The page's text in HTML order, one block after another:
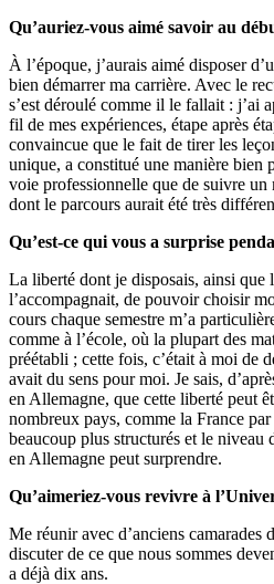
Qu’auriez-vous aimé savoir au
À l’époque, j’aurais aimé disposer
bien démarrer ma carrière. Avec le
s’est déroulé comme il le fallait : j’ai
fil de mes expériences, étape après
convaincue que le fait de tirer les
unique, a constitué une manière bien
voie professionnelle que de suivre un
dont le parcours aurait été très
Qu’est-ce qui vous a surprise
La liberté dont je disposais, ainsi que
l’accompagnait, de pouvoir choisir
cours chaque semestre m’a
comme à l’école, où la plupart des
préétabli ; cette fois, c’était à moi de
avait du sens pour moi. Je sais,
en Allemagne, que cette liberté peut
nombreux pays, comme la France
beaucoup plus structurés et le niveau
en Allemagne peut surprendre.
Qu’aimeriez-vous revivre à
Me réunir avec d’anciens camarades
discuter de ce que nous sommes
a déjà dix ans.